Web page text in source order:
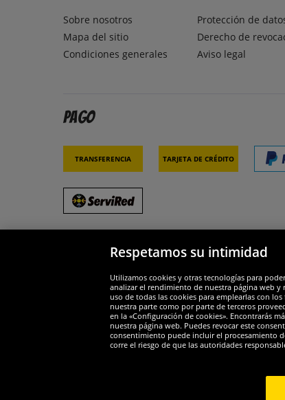
Sobre nosotros
Mapa del sitio
Condiciones generales
Protección de
Derecho de
Aviso legal
Pago
Transferencia Tarjeta de crédito
Widerruf
Respetamos su intimidad
Utilizamos cookies y otras tecnologías para
analizar el rendimiento de nuestra página web y
uso de todas las cookies para emplearlas con
nuestra parte como por parte de terceros
en la «Configuración de cookies». Encontrarás
nuestra página web. Puedes revocar este
consentimiento puede incluir el procesamiento
corre el riesgo de que las autoridades